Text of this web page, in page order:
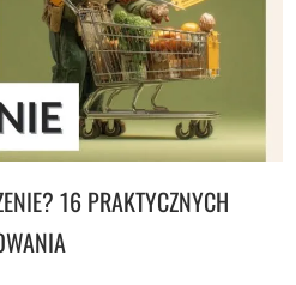
16 PRAKTYCZNYCH